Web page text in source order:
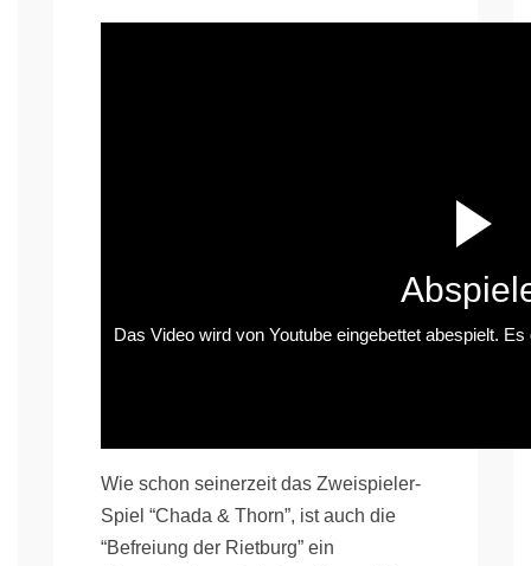
Das Video wird von Youtube eingebettet abespielt.
Wie schon seinerzeit das Zweispieler-
Spiel “Chada & Thorn”, ist auch die
“Befreiung der Rietburg” ein